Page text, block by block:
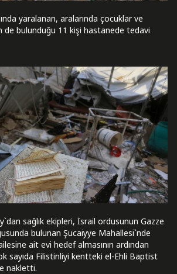
yaralanan, aralarında çocuklar ve
de bulunduğu 11 kişi hastanede tedavi
sağlık ekipleri, İsrail ordusunun Gazze
bulunan Şucaiyye Mahallesi`nde
ait evi hedef almasının ardından
sayıda Filistinliyi kentteki el-Ehli Baptist
nakletti.